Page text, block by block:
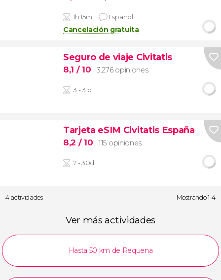
1h 15m Español
Cancelación gratuita
Seguro de viaje Civitatis
8,1 / 10 3.276 opiniones
3 - 31d
Tarjeta eSIM Civitatis España
8,2 / 10 115 opiniones
7 - 30d
4 actividades Mostrando 1-4
Ver más actividades
Hasta 50 km de Requena